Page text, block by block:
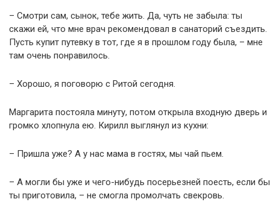
– Смотри сам, сынок, тебе жить. Да, чуть не забыла: ты
скажи ей, что мне врач рекомендовал в санаторий съездить.
Пусть купит путевку в тот, где я в прошлом году была, – мне
там очень понравилось.
– Хорошо, я поговорю с Ритой сегодня.
Маргарита постояла минуту, потом открыла входную дверь и
громко хлопнула ею. Кирилл выглянул из кухни:
– Пришла уже? А у нас мама в гостях, мы чай пьем.
– А могли бы уже и чего-нибудь посерьезней поесть, если бы
ты приготовила, – не смогла промолчать свекровь.